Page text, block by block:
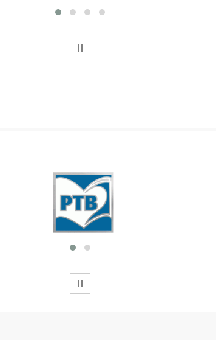
WSTRZYMAJ
WSTRZYMAJ